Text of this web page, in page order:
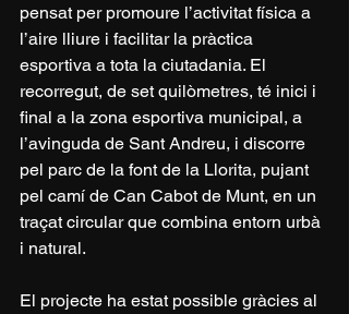
pensat per promoure l’activitat física a
l’aire lliure i facilitar la pràctica
esportiva a tota la ciutadania. El
recorregut, de set quilòmetres, té inici i
final a la zona esportiva municipal, a
l’avinguda de Sant Andreu, i discorre
pel parc de la font de la Llorita, pujant
pel camí de Can Cabot de Munt, en un
traçat circular que combina entorn urbà
i natural.
El projecte ha estat possible gràcies al